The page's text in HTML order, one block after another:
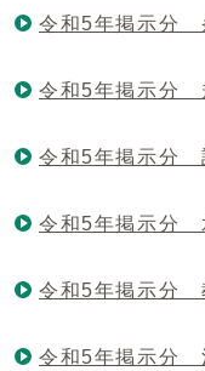
令和5年掲示分
令和5年掲示分
令和5年掲示分
令和5年掲示分
令和5年掲示分
令和5年掲示分